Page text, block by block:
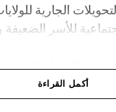
الجارية
للأسر
المظلة
أكمل القراءة